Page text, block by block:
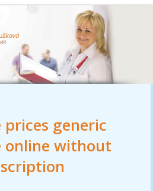
prices generic
online without